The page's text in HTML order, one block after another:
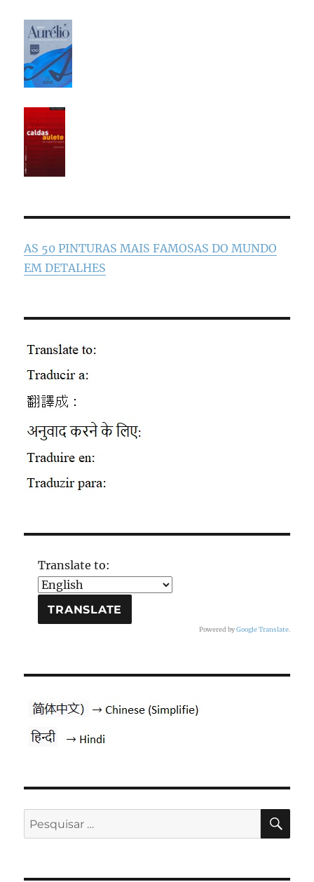
AS 50 PINTURAS MAIS FAMOSAS DO MUNDO
EM DETALHES
Translate to:
Powered byGoogle Translate.
Pesquisar
por: